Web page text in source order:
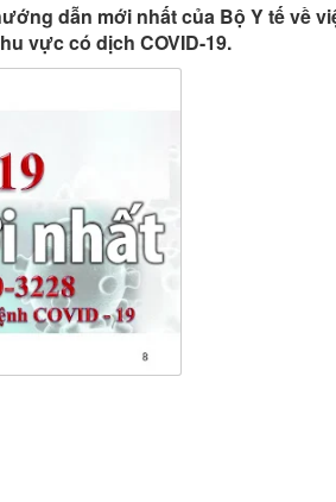
dẫn mới nhất của Bộ Y tế về
vực có dịch COVID-19.